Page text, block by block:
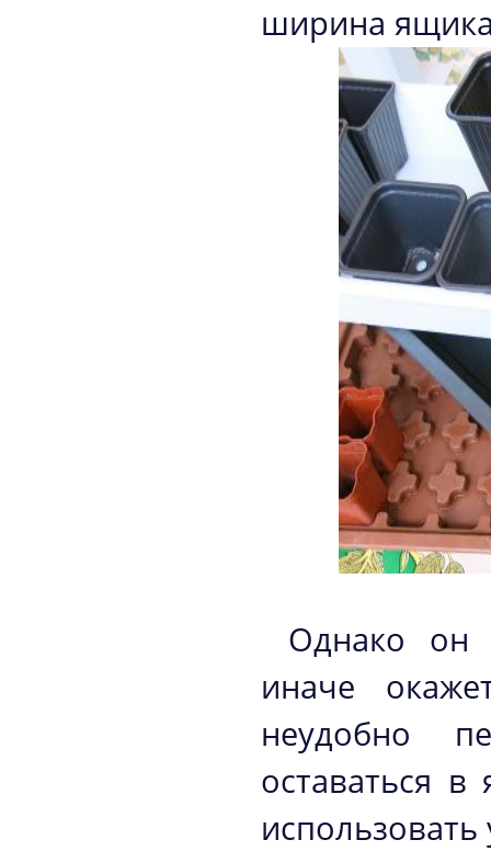
ширина
Однако он
иначе
неудобно
оставаться